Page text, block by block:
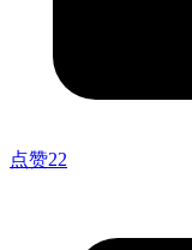
点赞22